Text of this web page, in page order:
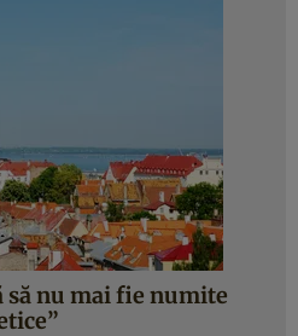
nu mai fie numite